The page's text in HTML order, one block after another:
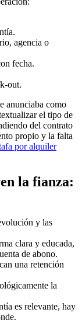
agencia o
fecha.
out.
anunciaba como
el tipo de
del contrato
propio y la falta
por alquiler
la fianza:
y las
clara y educada,
de abono.
una retención
la
es relevante, hay